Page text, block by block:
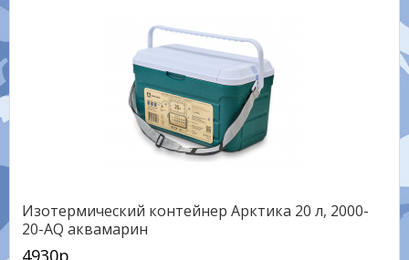
Изотермический контейнер Арктика 20 л, 2000-
20-AQ аквамарин